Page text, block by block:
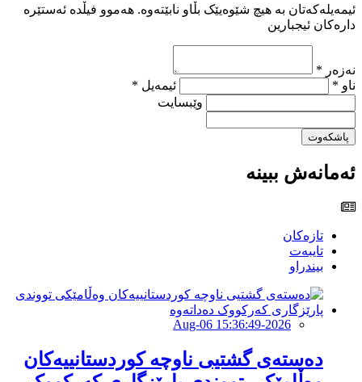
ئیمەیلەکەتان بە هیچ شێوەیێک بڵاو نابێتەوە. هەموو فیڵدە ئەستێرە
دارەکان ئیجبارین
نەزەر *
ناو *
ئیمەیل *
وێبسایت
پاشکەوت
ئەمانەش ببینە
تازەکان
تایبەت
بیندراو
2026-Aug-06 15:36:49
دەستەی گشتیی ناوچە کوردستانییەکان